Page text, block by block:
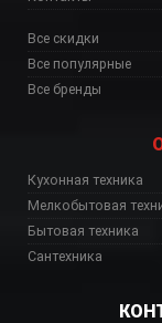
Все скидки
Все популярные
Все бренды
Кухонная техника
Мелкобытовая
Бытовая техника
Сантехника